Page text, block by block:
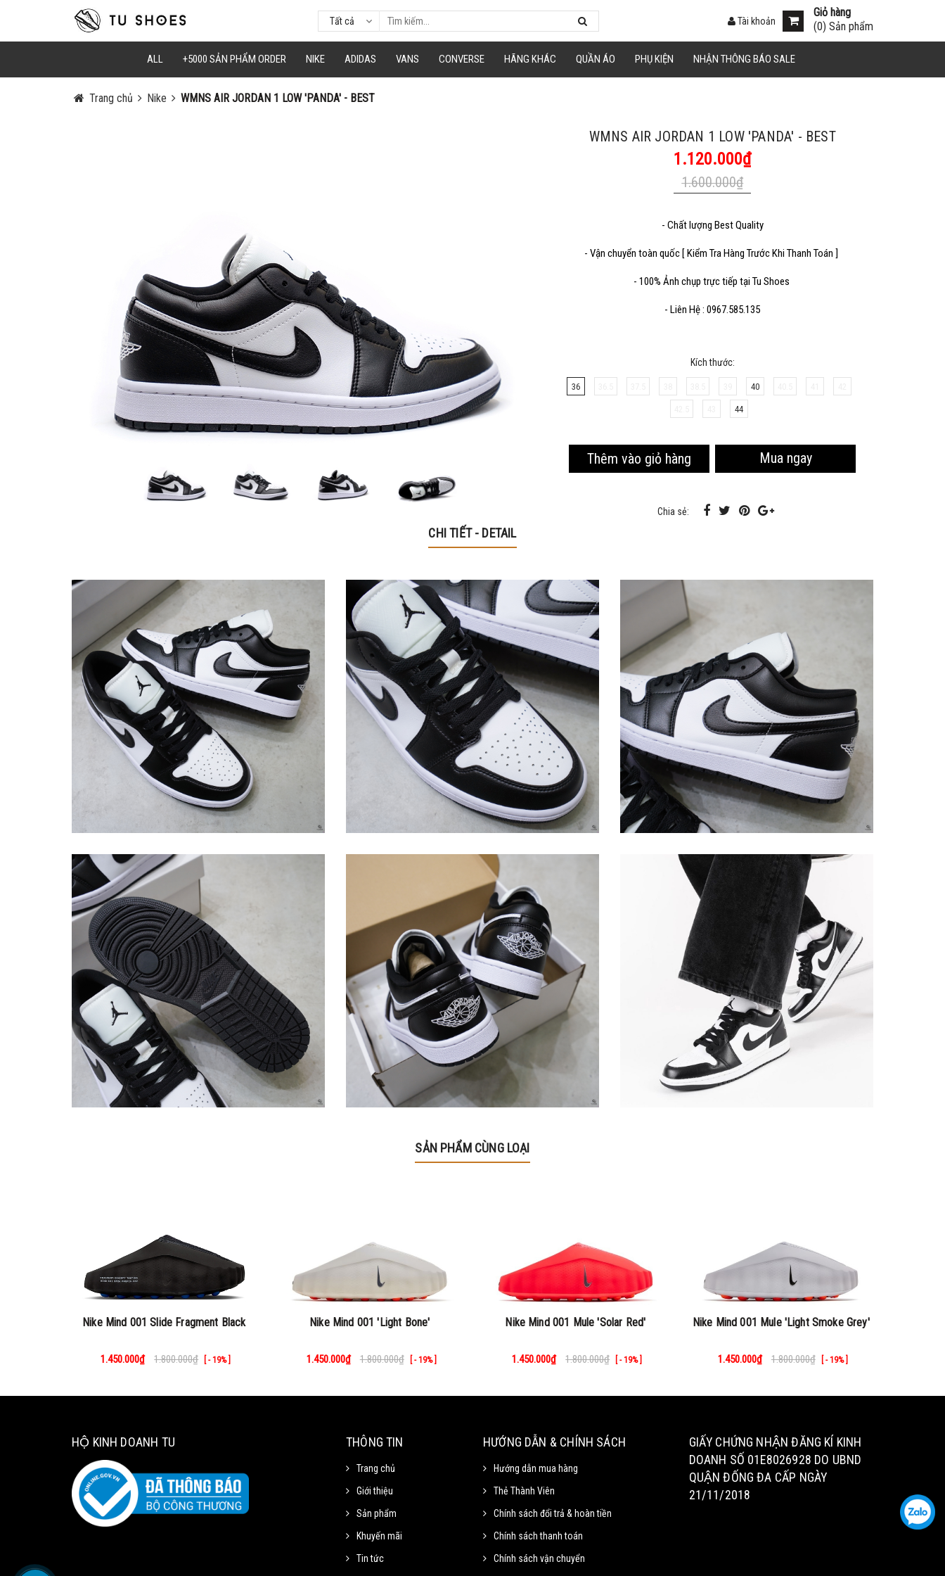
Tất cả
Giỏ hàng
(0) Sản phẩm
Tài khoản
ALL +5000 SẢN PHẨM ORDER NIKE ADIDAS VANS CONVERSE HÃNG KHÁC QUẦN ÁO PHỤ KIỆN NHẬN THÔNG BÁO SALE
Trang chủ Nike WMNS AIR JORDAN 1 LOW 'PANDA' - BEST
WMNS AIR JORDAN 1 LOW 'PANDA' - BEST
1.120.000₫
1.600.000₫
- Chất lượng Best Quality
- Vận chuyển toàn quốc [ Kiểm Tra Hàng Trước Khi Thanh Toán ]
- 100% Ảnh chụp trực tiếp tại Tu Shoes
- Liên Hệ : 0967.585.135
Kích thước:
36 40
44
Thêm vào giỏ hàng Mua ngay
Chia sẻ:
CHI TIẾT - DETAIL
SẢN PHẨM CÙNG LOẠI
Nike Mind 001 Slide Fragment Black
1.450.000₫ 1.800.000₫ [ - 19% ]
Nike Mind 001 'Light Bone'
1.450.000₫ 1.800.000₫ [ - 19% ]
Nike Mind 001 Mule 'Solar Red'
1.450.000₫ 1.800.000₫ [ - 19% ]
Nike Mind 001 Mule 'Light Smoke Grey'
1.450.000₫ 1.800.000₫ [ - 19% ]
HỘ KINH DOANH TU THÔNG TIN
Trang chủ
Giới thiệu
Sản phẩm
Khuyến mãi
Tin tức
HƯỚNG DẪN & CHÍNH SÁCH
Hướng dẫn mua hàng
Thẻ Thành Viên
Chính sách đổi trả & hoàn tiền
Chính sách thanh toán
Chính sách vận chuyển
GIẤY CHỨNG NHẬN ĐĂNG KÍ KINH
DOANH SỐ 01E8026928 DO UBND
QUẬN ĐỐNG ĐA CẤP NGÀY
21/11/2018
Mã Giảm Giá
Chọn Sao Chép mã giảm giá tương ứng và dán vào phần Mã khuyến mãi ở trang thanh toán.
Mã giảm 40% cho các sản phẩm thuộc mặt hàng tiêu
dùng
Hạn sử dung: 20/10/2020